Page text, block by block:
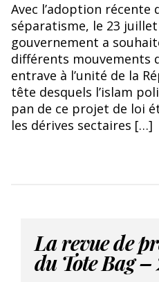
Avec l’adoption récente
séparatisme, le 23
gouvernement a
différents mouvements
entrave à l’unité de la
tête desquels l’islam
pan de ce projet de loi
les dérives sectaires […]
La revue de
du Tote Bag